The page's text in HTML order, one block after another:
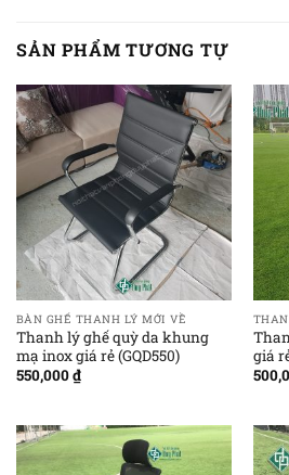
SẢN PHẨM TƯƠNG TỰ
BÀN GHẾ THANH LÝ MỚI VỀ
Thanh lý ghế quỳ da khung
mạ inox giá rẻ (GQD550)
550,000₫
giá